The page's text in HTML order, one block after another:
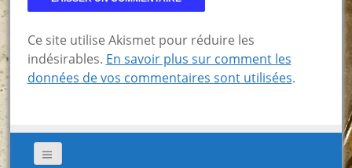
Ce site utilise Akismet pour réduire les
indésirables. En savoir plus sur comment les
données de vos commentaires sont utilisées.